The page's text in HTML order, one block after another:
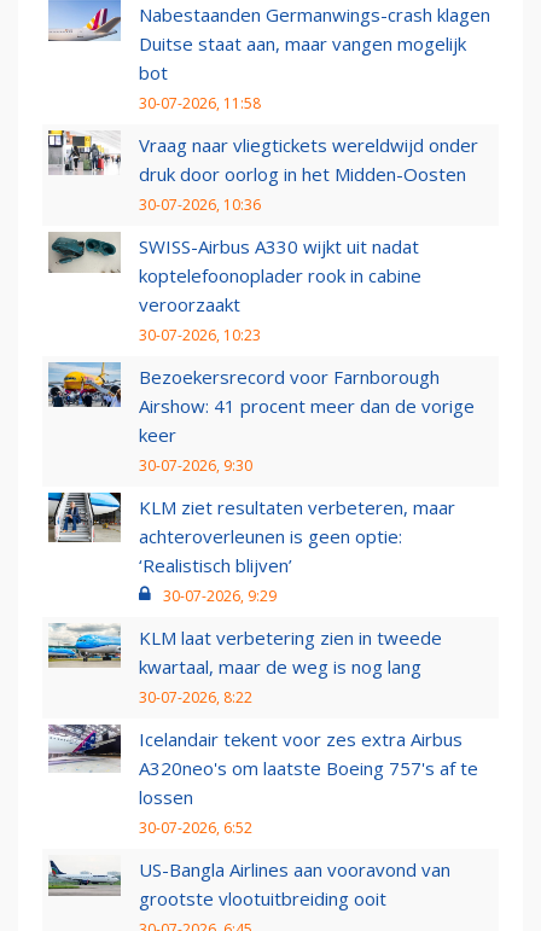
Nabestaanden Germanwings-crash klagen
Duitse staat aan, maar vangen mogelijk
bot
30-07-2026, 11:58
Vraag naar vliegtickets wereldwijd onder
druk door oorlog in het Midden-Oosten
30-07-2026, 10:36
SWISS-Airbus A330 wijkt uit nadat
koptelefoonoplader rook in cabine
veroorzaakt
30-07-2026, 10:23
Bezoekersrecord voor Farnborough
Airshow: 41 procent meer dan de vorige
keer
30-07-2026, 9:30
KLM ziet resultaten verbeteren, maar
achteroverleunen is geen optie:
‘Realistisch blijven’
30-07-2026, 9:29
KLM laat verbetering zien in tweede
kwartaal, maar de weg is nog lang
30-07-2026, 8:22
Icelandair tekent voor zes extra Airbus
A320neo's om laatste Boeing 757's af te
lossen
30-07-2026, 6:52
US-Bangla Airlines aan vooravond van
grootste vlootuitbreiding ooit